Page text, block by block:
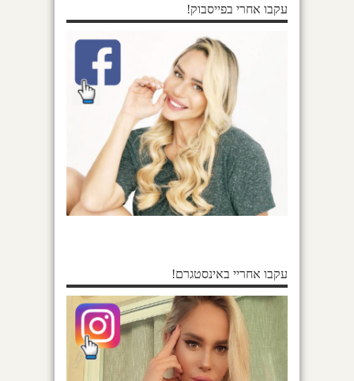
עקבו אחרי בפייסבוק!
עקבו אחריי באינסטגרם!